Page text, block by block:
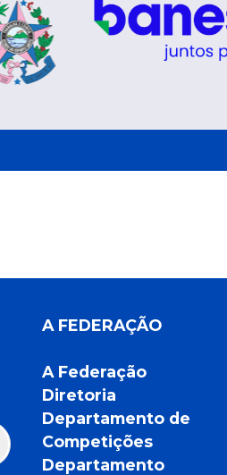
Pesquisar
A FEDERAÇÃO
A Federação
Diretoria
Departamento de
Competições
Departamento